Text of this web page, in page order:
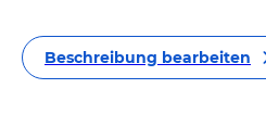
Beschreibung bearbeiten